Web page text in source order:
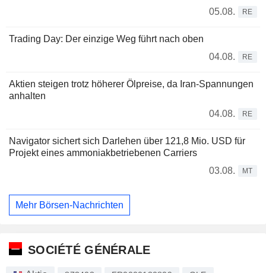
05.08.
RE
Trading Day: Der einzige Weg führt nach oben
04.08.
RE
Aktien steigen trotz höherer Ölpreise, da Iran-Spannungen
anhalten
04.08.
RE
Navigator sichert sich Darlehen über 121,8 Mio. USD für
Projekt eines ammoniakbetriebenen Carriers
03.08.
MT
Mehr Börsen-Nachrichten
SOCIÉTÉ GÉNÉRALE